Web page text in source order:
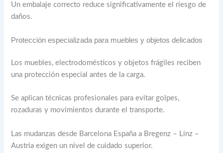
Un embalaje correcto reduce significativamente el riesgo de
daños.
Protección especializada para muebles y objetos delicados
Los muebles, electrodomésticos y objetos frágiles reciben
una protección especial antes de la carga.
Se aplican técnicas profesionales para evitar golpes,
rozaduras y movimientos durante el transporte.
Las mudanzas desde Barcelona España a Bregenz – Linz –
Austria exigen un nivel de cuidado superior.